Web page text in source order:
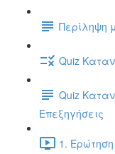
Περίληψη
Quiz
Quiz
Επεξηγήσεις
1.